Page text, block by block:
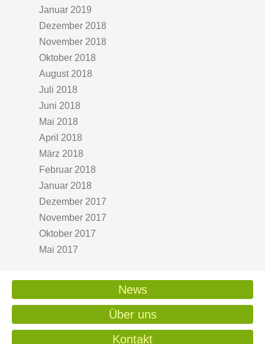
Januar 2019
Dezember 2018
November 2018
Oktober 2018
August 2018
Juli 2018
Juni 2018
Mai 2018
April 2018
März 2018
Februar 2018
Januar 2018
Dezember 2017
November 2017
Oktober 2017
Mai 2017
News
Über uns
Kontakt